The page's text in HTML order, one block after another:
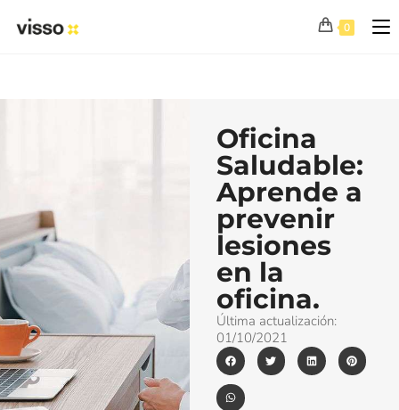
0
Oficina
Saludable:
Aprende a
prevenir
lesiones
en la
oficina.
Última actualización:
01/10/2021